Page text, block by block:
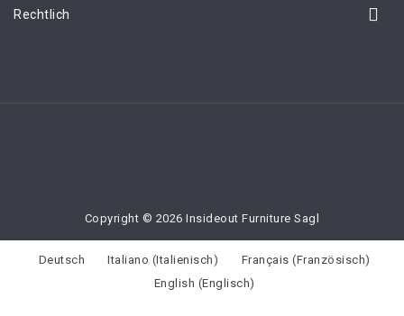
Rechtlich
Copyright © 2026 Insideout Furniture Sagl
Deutsch Italiano (Italienisch) Français (Französisch)
English (Englisch)